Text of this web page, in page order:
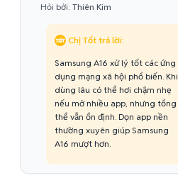
Hỏi bởi: Thiên Kim
Chị Tốt trả lời:
Samsung A16 xử lý tốt các ứng
dụng mạng xã hội phổ biến. Khi
dùng lâu có thể hơi chậm nhẹ
nếu mở nhiều app, nhưng tổng
thể vẫn ổn định. Dọn app nền
thường xuyên giúp Samsung
A16 mượt hơn.